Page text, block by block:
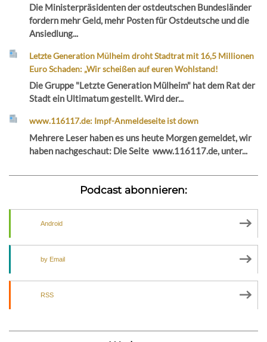
Die Ministerpräsidenten der ostdeutschen Bundesländer
fordern mehr Geld, mehr Posten für Ostdeutsche und die
Ansiedlung...
Letzte Generation Mülheim droht Stadtrat mit 16,5 Millionen
Euro Schaden: „Wir scheißen auf euren Wohlstand!
Die Gruppe "Letzte Generation Mülheim" hat dem Rat der
Stadt ein Ultimatum gestellt. Wird der...
www.116117.de: Impf-Anmeldeseite ist down
Mehrere Leser haben es uns heute Morgen gemeldet, wir
haben nachgeschaut: Die Seite www.116117.de, unter...
Podcast abonnieren:
Android
by Email
RSS